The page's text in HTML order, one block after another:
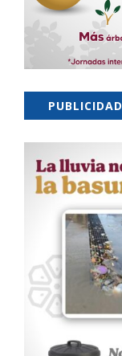
PUBLICIDAD